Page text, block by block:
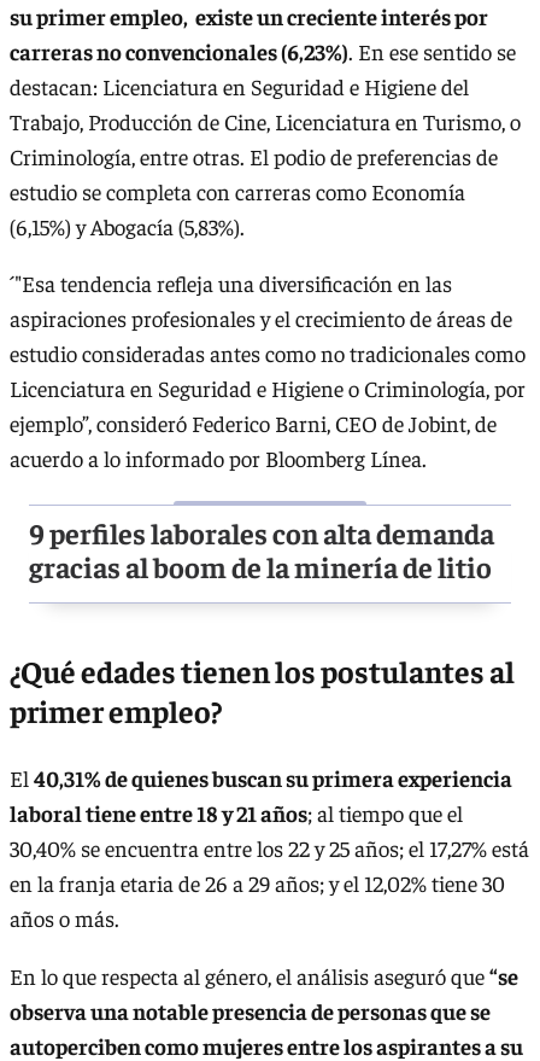
su primer empleo, existe un creciente interés por
carreras no convencionales (6,23%). En ese sentido se
destacan: Licenciatura en Seguridad e Higiene del
Trabajo, Producción de Cine, Licenciatura en Turismo, o
Criminología, entre otras. El podio de preferencias de
estudio se completa con carreras como Economía
(6,15%) y Abogacía (5,83%).
´"Esa tendencia refleja una diversificación en las
aspiraciones profesionales y el crecimiento de áreas de
estudio consideradas antes como no tradicionales como
Licenciatura en Seguridad e Higiene o Criminología, por
ejemplo”, consideró Federico Barni, CEO de Jobint, de
acuerdo a lo informado por Bloomberg Línea.
9 perfiles laborales con alta demanda
gracias al boom de la minería de litio
¿Qué edades tienen los postulantes al
primer empleo?
El 40,31% de quienes buscan su primera experiencia
laboral tiene entre 18 y 21 años; al tiempo que el
30,40% se encuentra entre los 22 y 25 años; el 17,27% está
en la franja etaria de 26 a 29 años; y el 12,02% tiene 30
años o más.
En lo que respecta al género, el análisis aseguró que“se
observa una notable presencia de personas que se
autoperciben como mujeres entre los aspirantes a su